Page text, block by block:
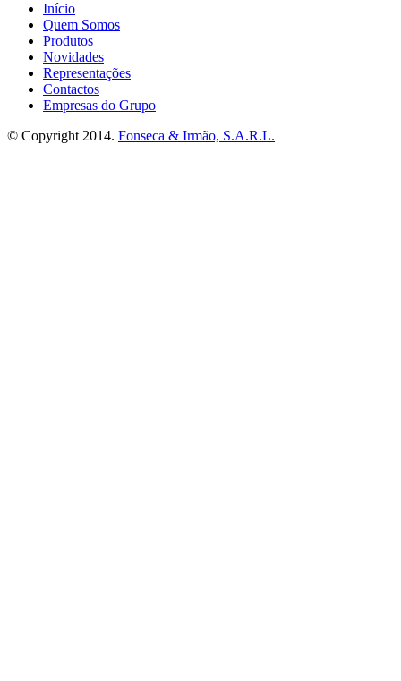
Início
Quem Somos
Produtos
Novidades
Representações
Contactos
Empresas do Grupo
© Copyright 2014. Fonseca & Irmão, S.A.R.L.